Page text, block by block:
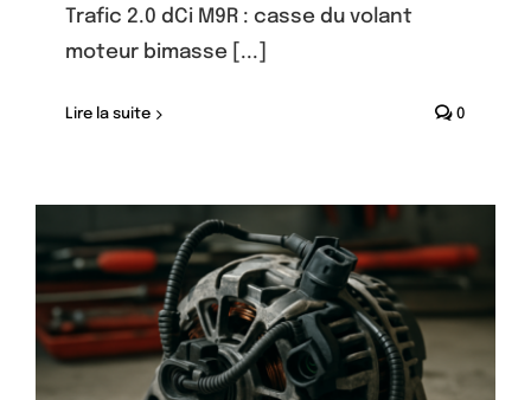
Trafic 2.0 dCi M9R : casse du volant
moteur bimasse [...]
Lire la suite 0